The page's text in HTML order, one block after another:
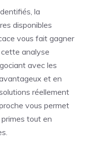
la
disponibles
vous fait gagner
analyse
avec les
et en
réellement
vous permet
tout en